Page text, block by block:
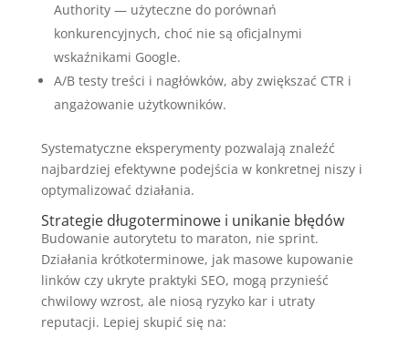
Authority — użyteczne do porównań
konkurencyjnych, choć nie są oficjalnymi
wskaźnikami Google.
A/B testy treści i nagłówków, aby zwiększać CTR i
angażowanie użytkowników.
Systematyczne eksperymenty pozwalają znaleźć
najbardziej efektywne podejścia w konkretnej niszy i
optymalizować działania.
Strategie długoterminowe i unikanie błędów
Budowanie autorytetu to maraton, nie sprint.
Działania krótkoterminowe, jak masowe kupowanie
linków czy ukryte praktyki SEO, mogą przynieść
chwilowy wzrost, ale niosą ryzyko kar i utraty
reputacji. Lepiej skupić się na: